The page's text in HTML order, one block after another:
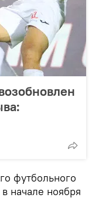
футбольного
начале ноября